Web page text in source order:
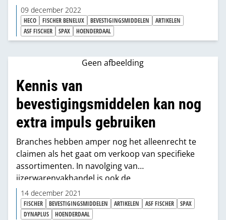
schappresentatie dragen de belofte in zich tot
betere verkoopprestaties. Er bestaat nog steeds
ruimte in de informatieoverdracht tussen
industrie en handel.
09 december 2022
HECO FISCHER BENELUX BEVESTIGINGSMIDDELEN
ARTIKELEN
ASF FISCHER
SPAX HOENDERDAAL
Geen afbeelding
Kennis van
bevestigingsmiddelen kan nog
extra impuls gebruiken
Branches hebben amper nog het alleenrecht te
claimen als het gaat om verkoop van specifieke
assortimenten. In navolging van
ijzerwarenvakhandel is ook de
bouwmaterialenhandel stevig in de weer met de
bevestigingsmiddelen. De eerlijkheid gebiedt te
zeggen dat die sector nog een inhaalslag kan
14 december 2021
FISCHER BEVESTIGINGSMIDDELEN ARTIKELEN ASF FISCHER
SPAX
DYNAPLUS
HOENDERDAAL